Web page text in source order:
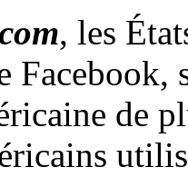
, les
Facebook,
de